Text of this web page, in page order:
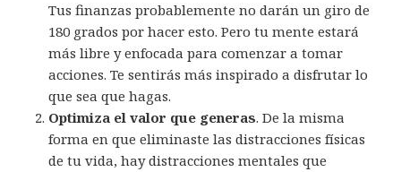
Tus finanzas probablemente no darán un giro de
180 grados por hacer esto. Pero tu mente estará
más libre y enfocada para comenzar a tomar
acciones. Te sentirás más inspirado a disfrutar lo
que sea que hagas.
Optimiza el valor que generas. De la misma
forma en que eliminaste las distracciones físicas
de tu vida, hay distracciones mentales que